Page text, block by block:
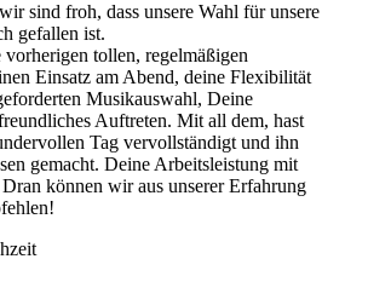
sind froh, dass unsere Wahl für unsere
gefallen ist.
tollen, regelmäßigen
Einsatz am Abend, deine Flexibilität
Musikauswahl, Deine
Auftreten. Mit all dem, hast
Tag vervollständigt und ihn
gemacht. Deine Arbeitsleistung mit
können wir aus unserer Erfahrung